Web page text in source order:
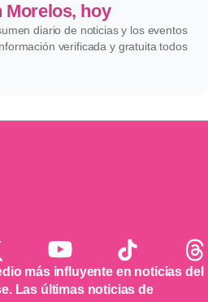
Morelos, hoy
diario de noticias y los eventos
verificada y gratuita todos
más influyente en noticias del
Las últimas noticias de